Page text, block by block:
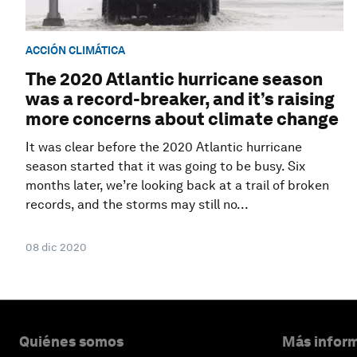
ACCIÓN CLIMÁTICA
The 2020 Atlantic hurricane season
was a record-breaker, and it’s raising
more concerns about climate change
It was clear before the 2020 Atlantic hurricane
season started that it was going to be busy. Six
months later, we’re looking back at a trail of broken
records, and the storms may still no...
08 dic 2020
Quiénes somos Más